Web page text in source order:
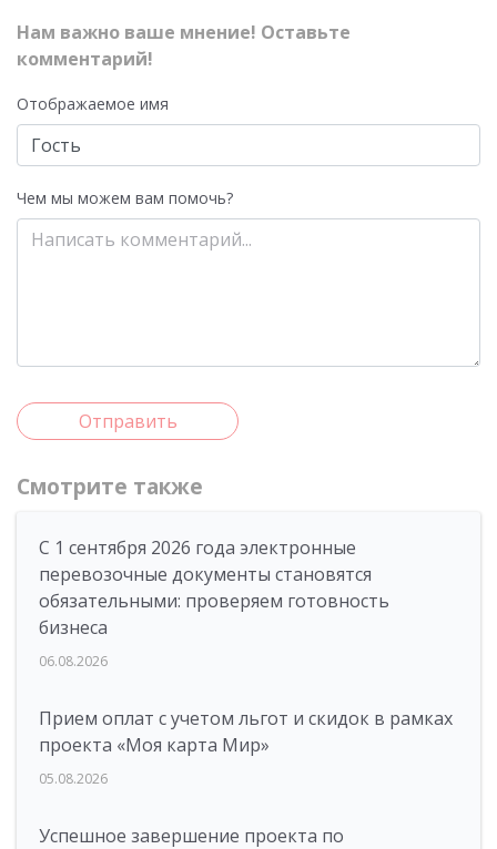
Нам важно ваше мнение! Оставьте
комментарий!
Отображаемое имя
Чем мы можем вам помочь?
Отправить
Смотрите также
С 1 сентября 2026 года электронные
перевозочные документы становятся
обязательными: проверяем готовность
бизнеса
06.08.2026
Прием оплат с учетом льгот и скидок в рамках
проекта «Моя карта Мир»
05.08.2026
Успешное завершение проекта по